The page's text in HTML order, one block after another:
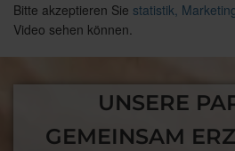
Bitte akzeptieren Sie statistik,
Video sehen können.
UNSERE
GEMEINSAM